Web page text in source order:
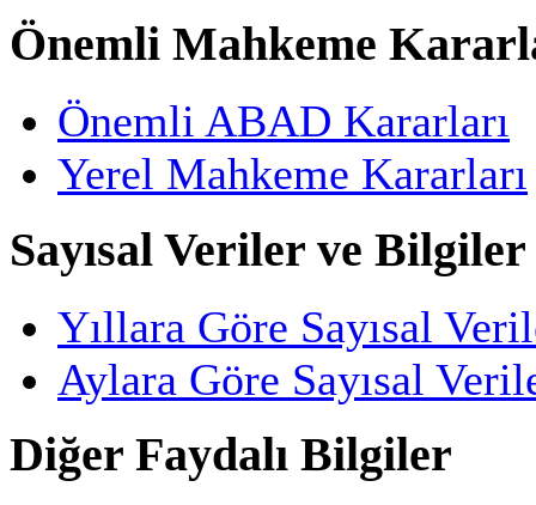
Önemli Mahkeme
Önemli ABAD Kararları
Yerel Mahkeme Kararları
Sayısal Veriler ve Bilgiler
Yıllara Göre Sayısal
Aylara Göre Sayısal
Diğer Faydalı Bilgiler